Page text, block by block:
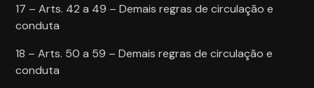
17 – Arts. 42 a 49 – Demais regras de circulação e
conduta
18 – Arts. 50 a 59 – Demais regras de circulação e
conduta